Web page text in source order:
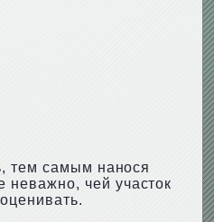
тем самым нанося
чей участок